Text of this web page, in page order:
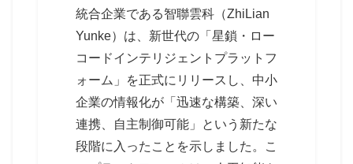
統合企業である智聯雲科（ZhiLian
Yunke）は、新世代の「星鎖・ロー
コードインテリジェントプラットフ
ォーム」を正式にリリースし、中小
企業の情報化が「迅速な構築、深い
連携、自主制御可能」という新たな
段階に入ったことを示しました。こ